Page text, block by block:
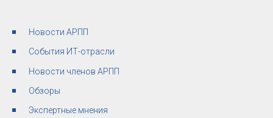
Новости АРПП
События ИТ-отрасли
Новости членов АРПП
Обзоры
Экспертные мнения